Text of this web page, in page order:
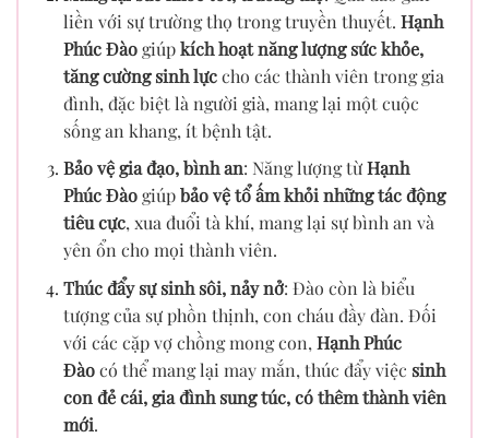
liền với sự trường thọ trong truyền thuyết. Hạnh
Phúc Đàogiúpkích hoạt năng lượng sức khỏe,
tăng cường sinh lựccho các thành viên trong gia
đình, đặc biệt là người già, mang lại một cuộc
sống an khang, ít bệnh tật.
Bảo vệ gia đạo, bình an: Năng lượng từHạnh
Phúc Đàogiúpbảo vệ tổ ấm khỏi những tác động
tiêu cực, xua đuổi tà khí, mang lại sự bình an và
yên ổn cho mọi thành viên.
Thúc đẩy sự sinh sôi, nảy nở: Đào còn là biểu
tượng của sự phồn thịnh, con cháu đầy đàn. Đối
với các cặp vợ chồng mong con, Hạnh Phúc
Đàocó thể mang lại may mắn, thúc đẩy việc sinh
con đẻ cái, gia đình sung túc, có thêm thành viên
mới.